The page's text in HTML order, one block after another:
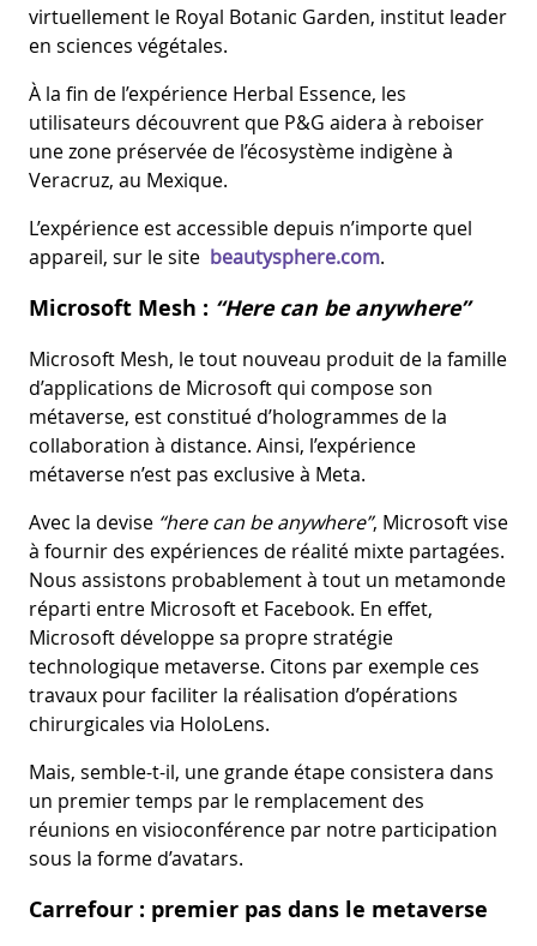
virtuellement le Royal Botanic Garden, institut leader
en sciences végétales.
À la fin de l’expérience Herbal Essence, les
utilisateurs découvrent que P&G aidera à reboiser
une zone préservée de l’écosystème indigène à
Veracruz, au Mexique.
L’expérience est accessible depuis n’importe quel
appareil, sur le site beautysphere.com.
Microsoft Mesh : “Here can be anywhere”
Microsoft Mesh, le tout nouveau produit de la famille
d’applications de Microsoft qui compose son
métaverse, est constitué d’hologrammes de la
collaboration à distance. Ainsi, l’expérience
métaverse n’est pas exclusive à Meta.
Avec la devise “here can be anywhere”, Microsoft vise
à fournir des expériences de réalité mixte partagées.
Nous assistons probablement à tout un metamonde
réparti entre Microsoft et Facebook. En effet,
Microsoft développe sa propre stratégie
technologique metaverse. Citons par exemple ces
travaux pour faciliter la réalisation d’opérations
chirurgicales via HoloLens.
Mais, semble-t-il, une grande étape consistera dans
un premier temps par le remplacement des
réunions en visioconférence par notre participation
sous la forme d’avatars.
Carrefour : premier pas dans le metaverse